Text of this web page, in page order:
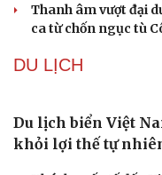
chỉ xin lỗi là xong
lòng phố cổ
phát triển du lịch
Ba phim Việt cùng